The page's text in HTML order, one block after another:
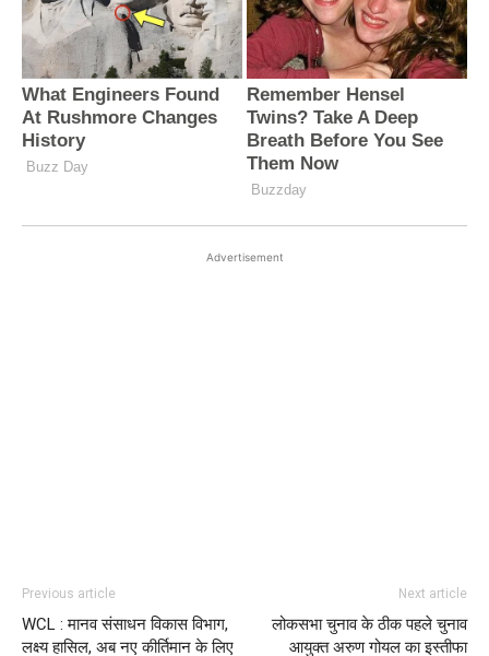
Advertisement
Previous article
WCL : मानव संसाधन विकास विभाग,
लक्ष्य हासिल, अब नए कीर्तिमान के लिए
Next article
लोकसभा चुनाव के ठीक पहले चुनाव
आयुक्त अरुण गोयल का इस्तीफा